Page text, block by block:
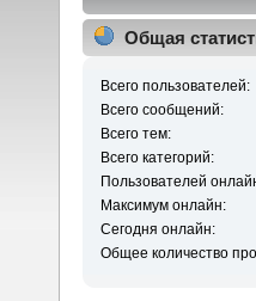
Общая
Всего пользователей:
Всего сообщений:
Всего тем:
Всего категорий:
Пользователей
Максимум онлайн:
Сегодня онлайн:
Общее количество